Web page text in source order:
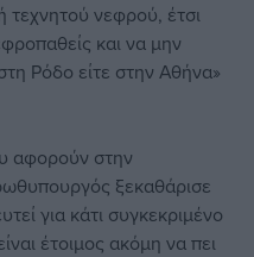
τεχνητού νεφρού, έτσι
και να μην
Ρόδο είτε στην Αθήνα»
αφορούν στην
ξεκαθάρισε
για κάτι συγκεκριμένο
έτοιμος ακόμη να πει